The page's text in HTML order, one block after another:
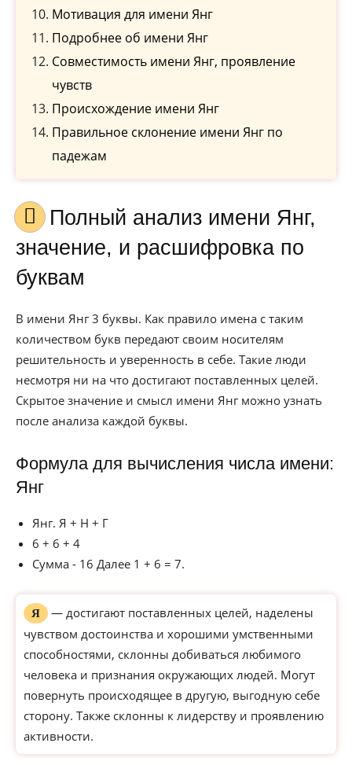
Мотивация для имени Янг
Подробнее об имени Янг
Совместимость имени Янг, проявление
чувств
Происхождение имени Янг
Правильное склонение имени Янг по
падежам
Полный анализ имени Янг,
значение, и расшифровка по
буквам
В имени Янг 3 буквы. Как правило имена с таким
количеством букв передают своим носителям
решительность и уверенность в себе. Такие люди
несмотря ни на что достигают поставленных целей.
Скрытое значение и смысл имени Янг можно узнать
после анализа каждой буквы.
Формула для вычисления числа имени:
Янг
Янг. Я + Н + Г
6 + 6 + 4
Сумма - 16 Далее 1 + 6 = 7.
Я
— достигают поставленных целей, наделены
чувством достоинства и хорошими умственными
способностями, склонны добиваться любимого
человека и признания окружающих людей. Могут
повернуть происходящее в другую, выгодную себе
сторону. Также склонны к лидерству и проявлению
активности.